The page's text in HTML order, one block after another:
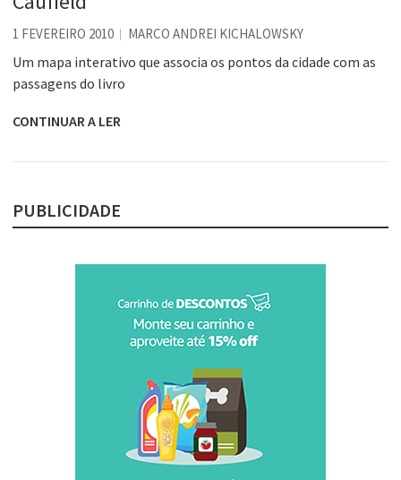
Voto obrigatório é correto?
Se queres salvar o mundo, o veganismo não é a resposta
1 FEVEREIRO 2010 MARCO ANDREI KICHALOWSKY
Um mapa interativo que associa os pontos da cidade com as
passagens do livro
CONTINUAR A LER
PUBLICIDADE